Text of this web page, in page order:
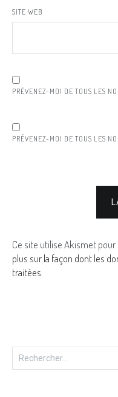
SITE WEB
PRÉVENEZ-MOI DE TOUS LES
PRÉVENEZ-MOI DE TOUS LES
Ce site utilise Akismet pour
plus sur la façon dont les
traitées